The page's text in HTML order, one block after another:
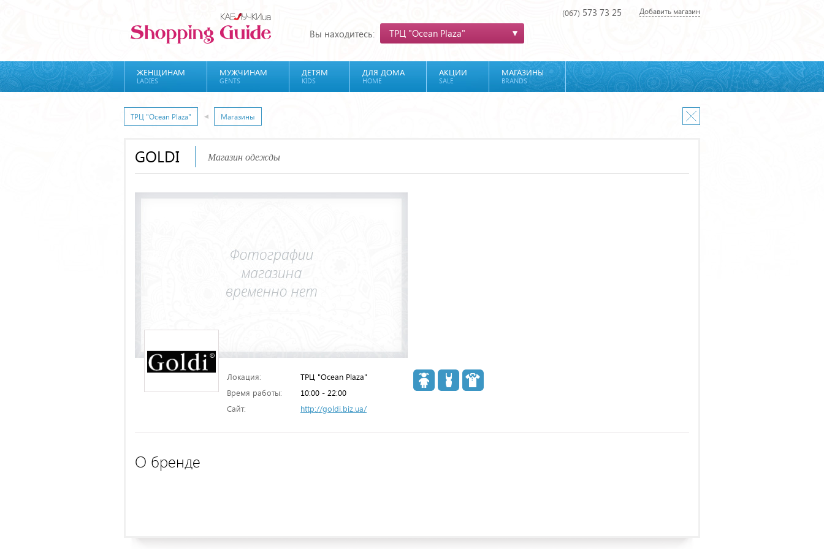
Вы находитесь: ТРЦ "Ocean Plaza"
(067) 573 73 25 Добавить магазин
ЖЕНЩИНАМ
LADIES
МУЖЧИНАМ
GENTS
ДЕТЯМ
KIDS
ДЛЯ ДОМА
HOME
АКЦИИ
SALE
МАГАЗИНЫ
BRANDS
ТРЦ "Ocean Plaza" Магазины
GOLDI Магазин одежды
Локация:
ТРЦ "Ocean Plaza"
Время работы:
10:00 - 22:00
Сайт:
http://goldi.biz.ua/
О бренде